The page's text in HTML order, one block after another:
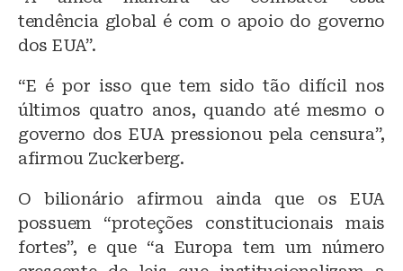
tendência global é com o apoio do governo
dos EUA”.
“E é por isso que tem sido tão difícil nos
últimos quatro anos, quando até mesmo o
governo dos EUA pressionou pela censura”,
afirmou Zuckerberg.
O bilionário afirmou ainda que os EUA
possuem “proteções constitucionais mais
fortes”, e que “a Europa tem um número